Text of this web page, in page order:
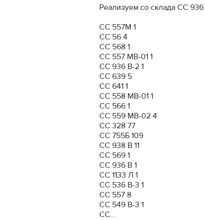
Реализуем со склада СС
СС 557М 1
СС 56 4
СС 568 1
СС 557 МВ-01 1
СС 936 В-2 1
СС 639 5
СС 641 1
СС 558 МВ-01 1
СС 566 1
СС 559 МВ-02 4
СС 328 77
CC 755Б 109
СС 938 В 11
СС 569 1
СС 936 В 1
СС 1133 Л 1
СС 536 В-3 1
СС 557 8
СС 549 В-3 1
СС...